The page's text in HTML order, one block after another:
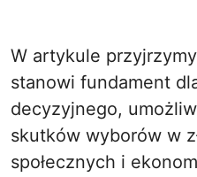
W artykule
stanowi fundament
decyzyjnego,
skutków wyborów w
społecznych i